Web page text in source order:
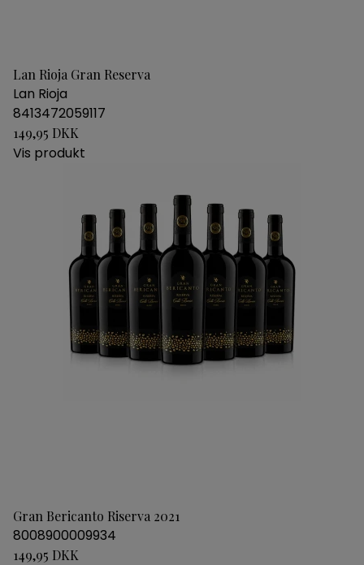
Lan Rioja Gran Reserva
Lan Rioja
8413472059117
149,95 DKK
Vis produkt
Gran Bericanto Riserva 2021
8008900009934
149,95 DKK